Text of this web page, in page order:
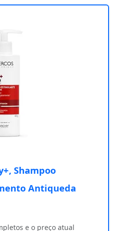
Shampoo
Antiqueda
e o preço atual